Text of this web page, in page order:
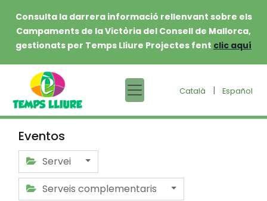
Consulta la darrera informació rellenvant sobre els
Campaments de la Victòria del Consell de Mallorca,
gestionats per Temps Lliure Projectes fent clic aquí
Català | Español
Eventos
Servei
Serveis complementaris